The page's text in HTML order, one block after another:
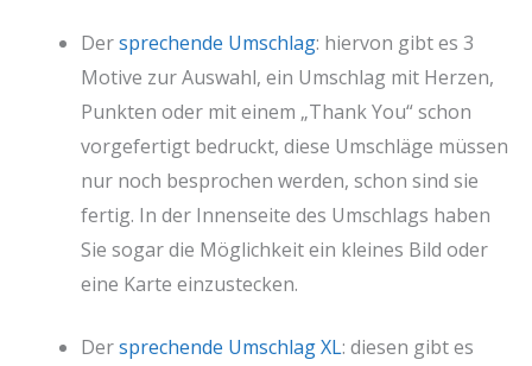
Dersprechende Umschlag: hiervon gibt es 3
Motive zur Auswahl, ein Umschlag mit Herzen,
Punkten oder mit einem „Thank You“ schon
vorgefertigt bedruckt, diese Umschläge müssen
nur noch besprochen werden, schon sind sie
fertig. In der Innenseite des Umschlags haben
Sie sogar die Möglichkeit ein kleines Bild oder
eine Karte einzustecken.
Dersprechende Umschlag XL: diesen gibt es